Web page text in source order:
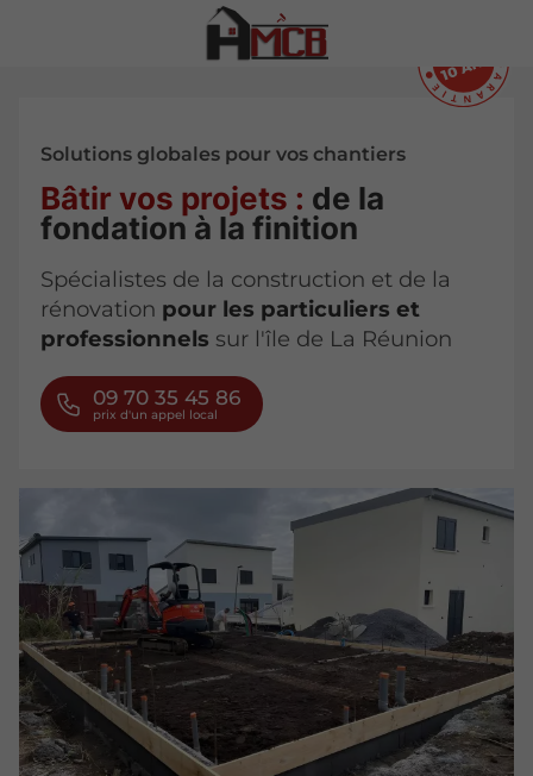
Solutions globales pour vos chantiers
Bâtir vos projets : de la
fondation à la finition
Spécialistes de la construction et de la
rénovation pour les particuliers et
professionnels sur l'île de La Réunion
09 70 35 45 86